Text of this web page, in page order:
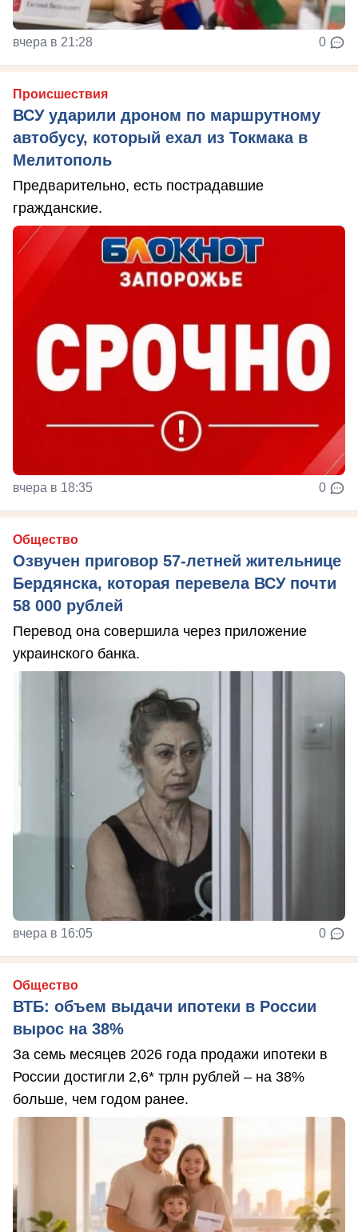
вчера в 21:28 0
Происшествия
ВСУ ударили дроном по маршрутному
автобусу, который ехал из Токмака в
Мелитополь
Предварительно, есть пострадавшие
гражданские.
вчера в 18:35 0
Общество
Озвучен приговор 57-летней жительнице
Бердянска, которая перевела ВСУ почти
58 000 рублей
Перевод она совершила через приложение
украинского банка.
вчера в 16:05 0
Общество
ВТБ: объем выдачи ипотеки в России
вырос на 38%
За семь месяцев 2026 года продажи ипотеки в
России достигли 2,6* трлн рублей – на 38%
больше, чем годом ранее.